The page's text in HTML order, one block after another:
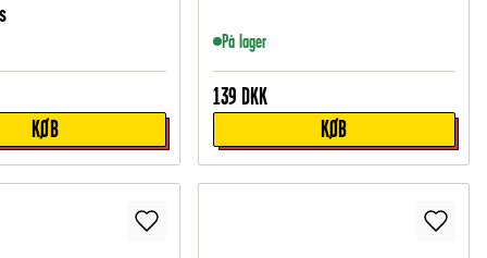
KØB
På lager
139 DKK
KØB